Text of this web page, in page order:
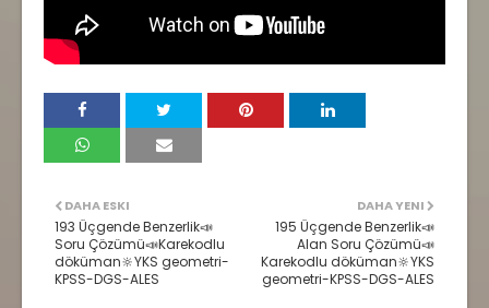
DAHA YENI
195 Üçgende Benzerlik📣
Alan Soru Çözümü📣
Karekodlu döküman🔆YKS
geometri-KPSS-DGS-ALES
DAHA ESKI
193 Üçgende Benzerlik📣
Soru Çözümü📣Karekodlu
döküman🔆YKS geometri-
KPSS-DGS-ALES